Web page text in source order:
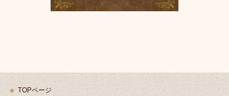
TOPページ